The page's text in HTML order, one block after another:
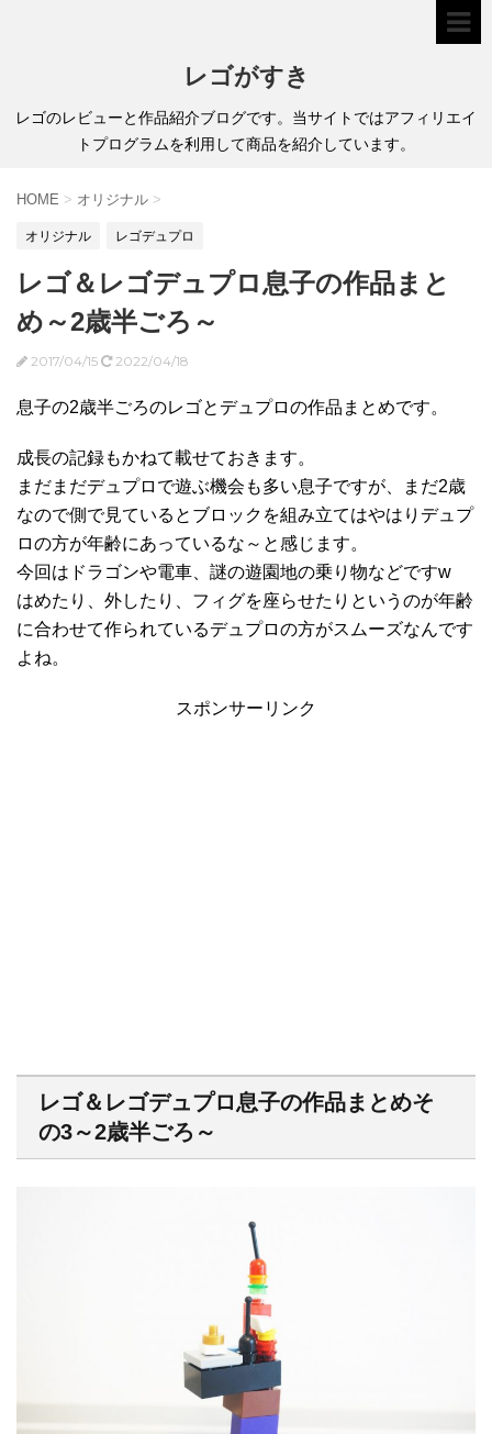
レゴがすき
レゴのレビューと作品紹介ブログです。当サイトではアフィリエイ
トプログラムを利用して商品を紹介しています。
HOME > オリジナル >
オリジナル レゴデュプロ
レゴ＆レゴデュプロ息子の作品まと
め～2歳半ごろ～
2017/04/15 2022/04/18
息子の2歳半ごろのレゴとデュプロの作品まとめです。
成長の記録もかねて載せておきます。
まだまだデュプロで遊ぶ機会も多い息子ですが、まだ2歳
なので側で見ているとブロックを組み立てはやはりデュプ
ロの方が年齢にあっているな～と感じます。
今回はドラゴンや電車、謎の遊園地の乗り物などですw
はめたり、外したり、フィグを座らせたりというのが年齢
に合わせて作られているデュプロの方がスムーズなんです
よね。
スポンサーリンク
レゴ＆レゴデュプロ息子の作品まとめそ
の3～2歳半ごろ～